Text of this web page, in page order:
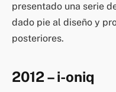
presentado una serie
dado pie al diseño y
posteriores.
2012 – i-oniq